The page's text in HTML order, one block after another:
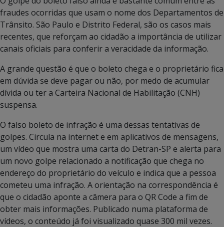
fraudes ocorridas que usam o nome dos Departamentos de
Trânsito. São Paulo e Distrito Federal, são os casos mais
recentes, que reforçam ao cidadão a importância de utilizar
canais oficiais para conferir a veracidade da informação.
A grande questão é que o boleto chega e o proprietário fica
em dúvida se deve pagar ou não, por medo de acumular
dívida ou ter a Carteira Nacional de Habilitação (CNH)
suspensa.
O falso boleto de infração é uma dessas tentativas de
golpes. Circula na internet e em aplicativos de mensagens,
um vídeo que mostra uma carta do Detran-SP e alerta para
um novo golpe relacionado a notificação que chega no
endereço do proprietário do veículo e indica que a pessoa
cometeu uma infração. A orientação na correspondência é
que o cidadão aponte a câmera para o QR Code a fim de
obter mais informações. Publicado numa plataforma de
vídeos, o conteúdo já foi visualizado quase 300 mil vezes.